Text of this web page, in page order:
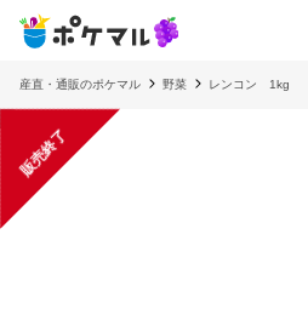
産直・通販のポケマル 野菜 レンコン 1kg
販売終了